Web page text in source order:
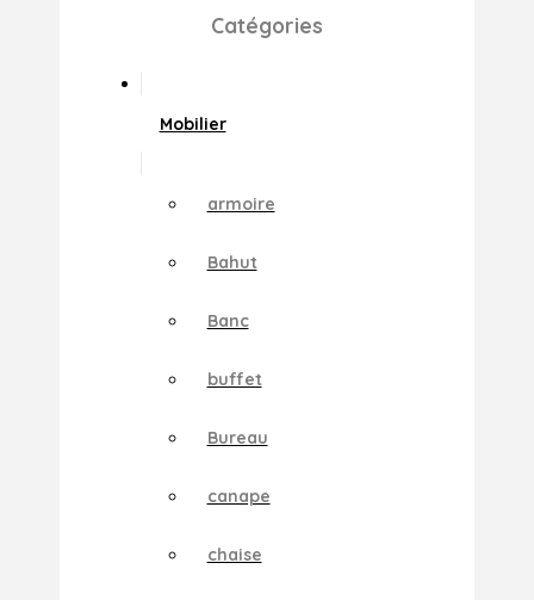
Catégories
Mobilier
armoire
Bahut
Banc
buffet
Bureau
canape
chaise